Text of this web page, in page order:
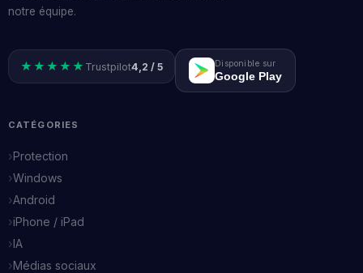
notre équipe.
★★★★★ Trustpilot4,2 / 5 Disponible sur
Google Play
CATÉGORIES
Protection
Windows
Android
iPhone / iPad
IA
Médias sociaux